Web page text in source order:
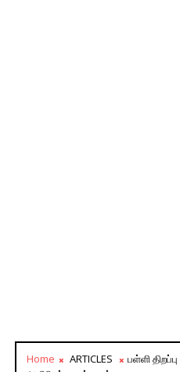
Home ARTICLES
பள்ளி